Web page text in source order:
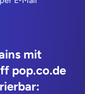
mit
pop.co.de